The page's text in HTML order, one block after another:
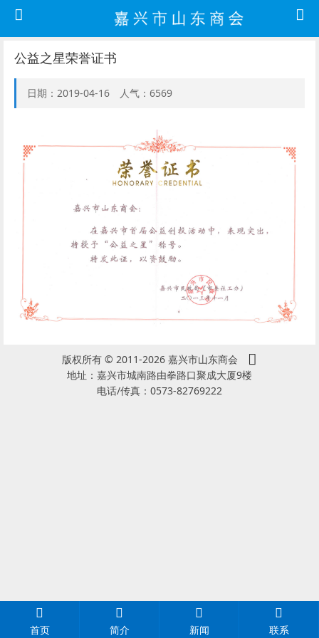
公益之星荣誉证书
日期：2019-04-16 人气：6569
版权所有 © 2011-2026 嘉兴市山东商会
地址：嘉兴市城南路由拳路口聚成大厦9楼
电话/传真：0573-82769222
首页 简介 新闻 联系